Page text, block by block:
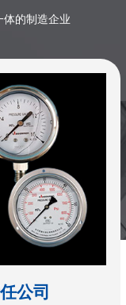
体的制造企业
公司